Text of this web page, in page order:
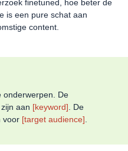
finetuned, hoe beter de
is een pure schat aan
content.
onderwerpen. De
aan [keyword] . De
voor [target audience]